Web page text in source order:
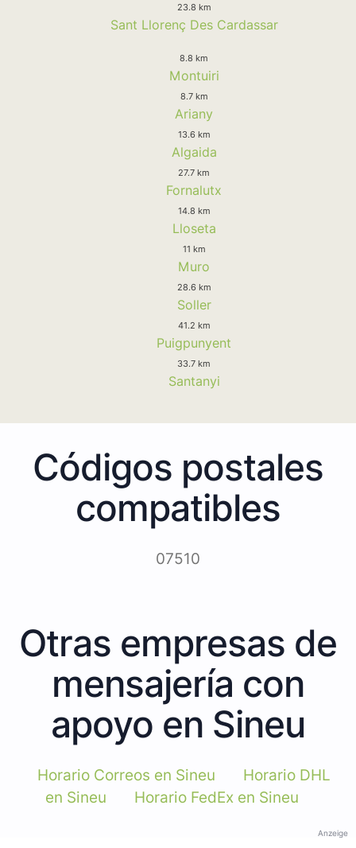
23.8 km
Sant Llorenç Des Cardassar
8.8 km
Montuiri
8.7 km
Ariany
13.6 km
Algaida
27.7 km
Fornalutx
14.8 km
Lloseta
11 km
Muro
28.6 km
Soller
41.2 km
Puigpunyent
33.7 km
Santanyi
Códigos postales
compatibles
07510
Otras empresas de
mensajería con
apoyo en Sineu
Horario Correos en Sineu
Horario DHL
en Sineu
Horario FedEx en Sineu
Anzeige